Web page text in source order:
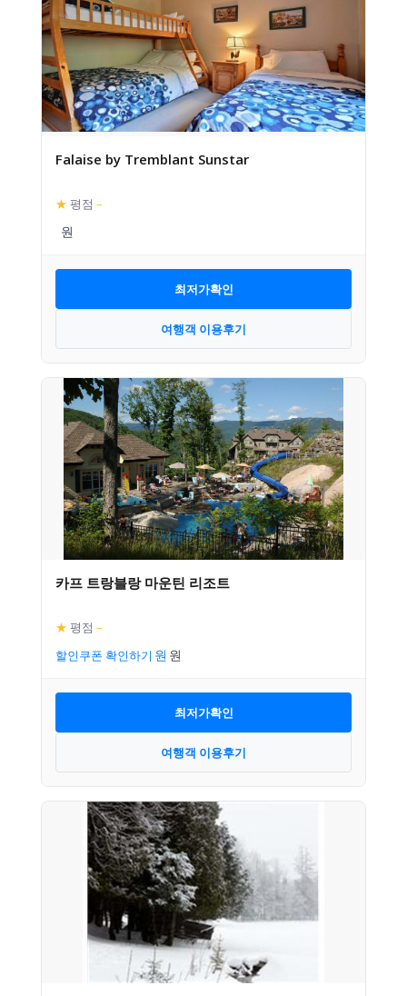
Falaise by Tremblant Sunstar
★ 평점 –
최저가확인
여행객 이용후기
카프 트랑블랑 마운틴 리조트
★ 평점 –
할인쿠폰 확인하기
최저가확인
여행객 이용후기